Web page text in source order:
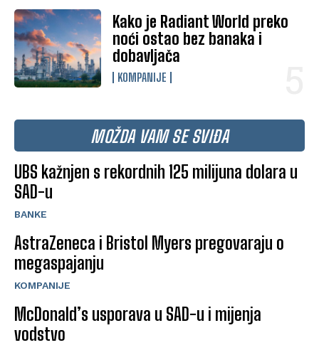
Kako je Radiant World preko
noći ostao bez banaka i
dobavljača
KOMPANIJE
MOŽDA VAM SE SVIĐA
UBS kažnjen s rekordnih 125 milijuna dolara u
SAD-u
BANKE
AstraZeneca i Bristol Myers pregovaraju o
megaspajanju
KOMPANIJE
McDonald’s usporava u SAD-u i mijenja
vodstvo